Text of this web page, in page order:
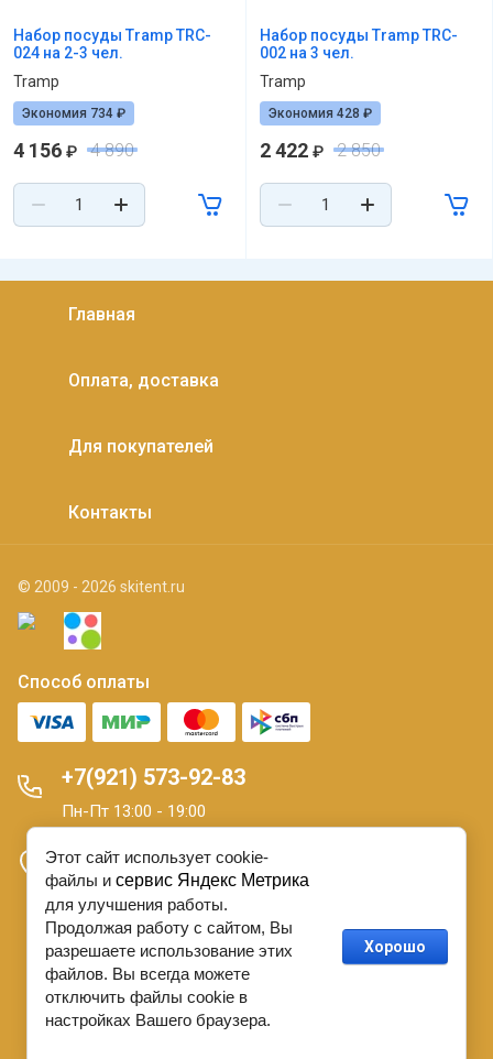
Набор посуды Tramp TRC-
024 на 2-3 чел.
Tramp
Экономия 734 ₽
4 156 ₽ 4 890
Набор посуды Tramp TRC-
002 на 3 чел.
Tramp
Экономия 428 ₽
2 422 ₽ 2 850
Главная
Оплата, доставка
Для покупателей
Контакты
© 2009 - 2026 skitent.ru
Способ оплаты
+7(921) 573-92-83
Пн-Пт 13:00 - 19:00
Санкт-Петербург 16 линия В.О. д. 7
О персональных данных.Договор Оферты
Этот сайт использует cookie-
файлы и сервис Яндекс Метрика
для улучшения работы.
Продолжая работу с сайтом, Вы
разрешаете использование этих
файлов. Вы всегда можете
отключить файлы cookie в
настройках Вашего браузера.
Хорошо